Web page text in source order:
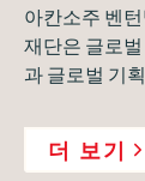
아칸소주 벤
재단은 글로
과 글로벌 기
더 보기